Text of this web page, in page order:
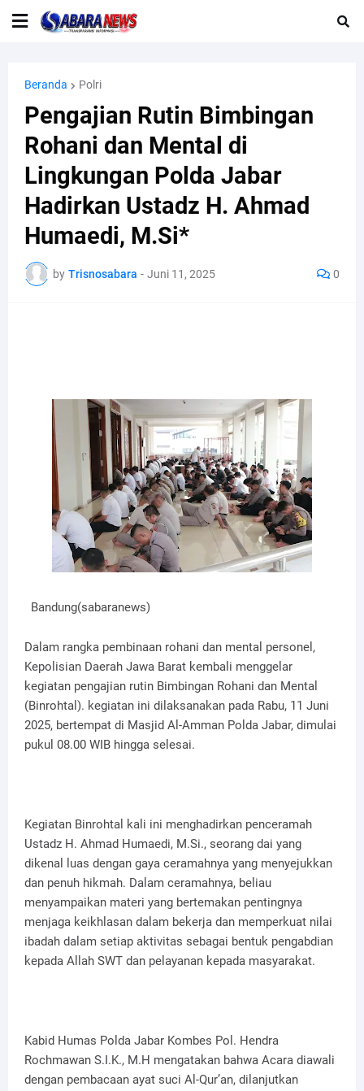
Beranda Polri
Pengajian Rutin Bimbingan
Rohani dan Mental di
Lingkungan Polda Jabar
Hadirkan Ustadz H. Ahmad
Humaedi, M.Si*
by Trisnosabara - Juni 11, 2025 0
Bandung(sabaranews)
Dalam rangka pembinaan rohani dan mental personel,
Kepolisian Daerah Jawa Barat kembali menggelar
kegiatan pengajian rutin Bimbingan Rohani dan Mental
(Binrohtal). kegiatan ini dilaksanakan pada Rabu, 11 Juni
2025, bertempat di Masjid Al-Amman Polda Jabar, dimulai
pukul 08.00 WIB hingga selesai.
Kegiatan Binrohtal kali ini menghadirkan penceramah
Ustadz H. Ahmad Humaedi, M.Si., seorang dai yang
dikenal luas dengan gaya ceramahnya yang menyejukkan
dan penuh hikmah. Dalam ceramahnya, beliau
menyampaikan materi yang bertemakan pentingnya
menjaga keikhlasan dalam bekerja dan memperkuat nilai
ibadah dalam setiap aktivitas sebagai bentuk pengabdian
kepada Allah SWT dan pelayanan kepada masyarakat.
Kabid Humas Polda Jabar Kombes Pol. Hendra
Rochmawan S.I.K., M.H mengatakan bahwa Acara diawali
dengan pembacaan ayat suci Al-Qur’an, dilanjutkan